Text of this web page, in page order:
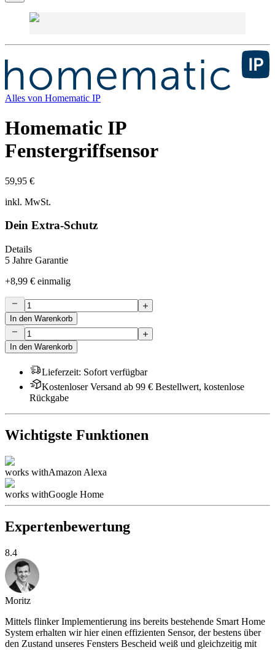
Alles von Homematic IP
Homematic IP
Fenstergriffsensor
59,95 €
inkl. MwSt.
Dein Extra-Schutz
Details
5 Jahre Garantie
+8,99 € einmalig
In den Warenkorb
In den Warenkorb
Lieferzeit: Sofort verfügbar
Kostenloser Versand ab 99 € Bestellwert, kostenlose
Rückgabe
Wichtigste Funktionen
works withAmazon Alexa
works withGoogle Home
Expertenbewertung
8.4
Moritz
Mittels flinker Implementierung ins bereits bestehende Smart Home
System erhalten wir hier einen effizienten Sensor, der bestens über
den Zustand unseres Fensters Bescheid weiß und gleichzeitig mit